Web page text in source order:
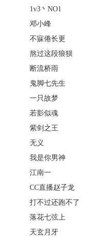
1v3丶NO1
邓小峰
不寐倦长更
熬过这段狼狈
断流桥雨
鬼脚七先生
一只故梦
若影似魂
紫剑之王
无义
我是你男神
江南一
CC直播赵子龙
打不过还跑不了
落花七弦上
天玄月牙